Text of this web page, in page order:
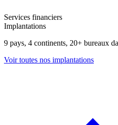
Services financiers
Implantations
9 pays, 4 continents, 20+ bureaux
Voir toutes nos implantations